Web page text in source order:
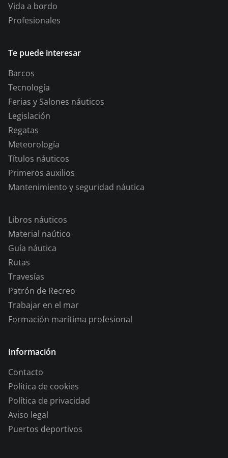
Vida a bordo
Profesionales
Te puede interesar
Barcos
Tecnología
Ferias y Salones náuticos
Legislación
Regatas
Meteorología
Títulos náuticos
Primeros auxilios
Mantenimiento y seguridad náutica
Libros náuticos
Material naútico
Guía náutica
Rutas
Travesías
Patrón de Recreo
Trabajar en el mar
Formación marítima profesional
Información
Contacto
Política de cookies
Política de privacidad
Aviso legal
Puertos deportivos